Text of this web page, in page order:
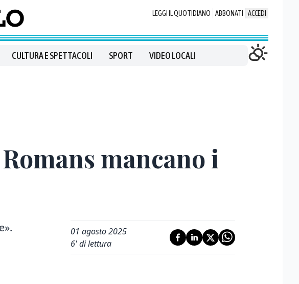
LEGGI IL QUOTIDIANO ABBONATI ACCEDI
CULTURA E SPETTACOLI SPORT VIDEO LOCALI
mancano i
01 agosto 2025
6' di lettura